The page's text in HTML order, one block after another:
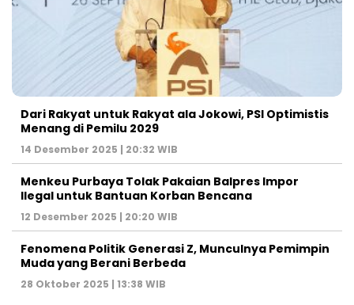
Dari Rakyat untuk Rakyat ala Jokowi, PSI Optimistis
Menang di Pemilu 2029
14 Desember 2025 | 20:32 WIB
Menkeu Purbaya Tolak Pakaian Balpres Impor
Ilegal untuk Bantuan Korban Bencana
12 Desember 2025 | 20:20 WIB
Fenomena Politik Generasi Z, Munculnya Pemimpin
Muda yang Berani Berbeda
28 Oktober 2025 | 13:38 WIB